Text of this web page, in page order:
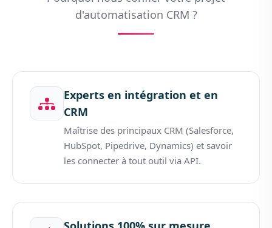
d'automatisation CRM ?
Experts en intégration et en
CRM
Maîtrise des principaux CRM (Salesforce,
HubSpot, Pipedrive, Dynamics) et savoir
les connecter à tout outil via API.